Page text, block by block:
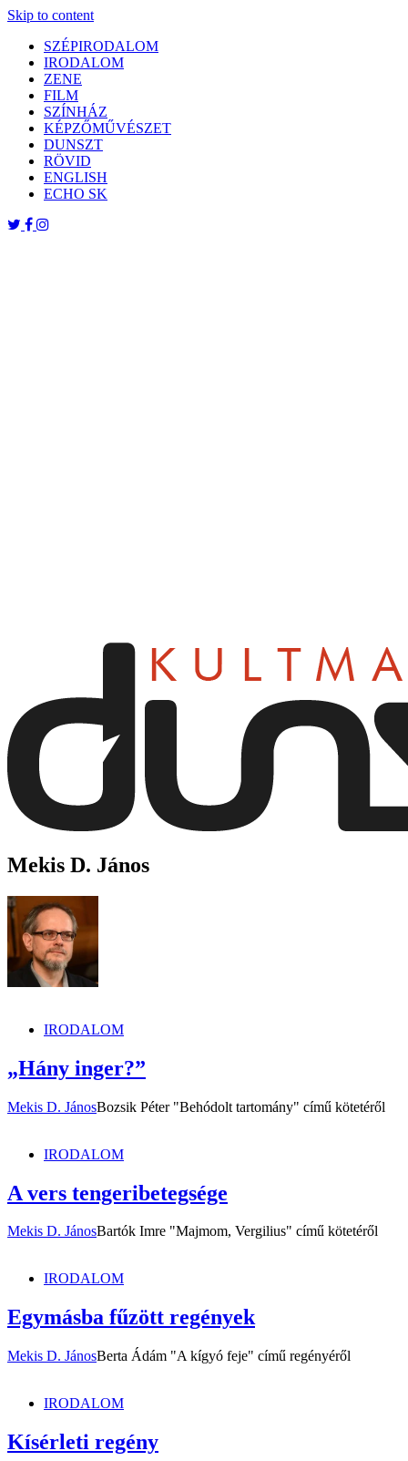
Skip to content
SZÉPIRODALOM
IRODALOM
ZENE
FILM
SZÍNHÁZ
KÉPZŐMŰVÉSZET
DUNSZT
RÖVID
ENGLISH
ECHO SK
dunszt.sk
kultmag
Mekis D. János
IRODALOM
„Hány inger?”
Mekis D. JánosBozsik Péter "Behódolt tartomány" című kötetéről
IRODALOM
A vers tengeribetegsége
Mekis D. JánosBartók Imre "Majmom, Vergilius" című kötetéről
IRODALOM
Egymásba fűzött regények
Mekis D. JánosBerta Ádám "A kígyó feje" című regényéről
IRODALOM
Kísérleti regény